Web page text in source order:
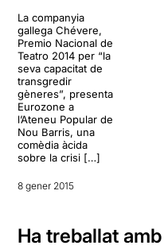
La companyia
gallega Chévere,
Premio Nacional de
Teatro 2014 per “la
seva capacitat de
transgredir
gèneres”, presenta
Eurozone a
l’Ateneu Popular de
Nou Barris, una
comèdia àcida
sobre la crisi […]
8 gener 2015
Ha treballat amb